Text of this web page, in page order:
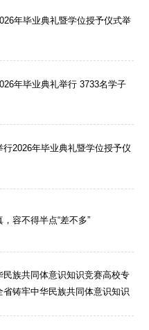
年毕业典礼暨学位授予仪式举
年毕业典礼举行 3733名学子
行2026年毕业典礼暨学位授予仪
容不得半点“差不多”
民族共同体意识知识竞赛高校专
铸牢中华民族共同体意识知识